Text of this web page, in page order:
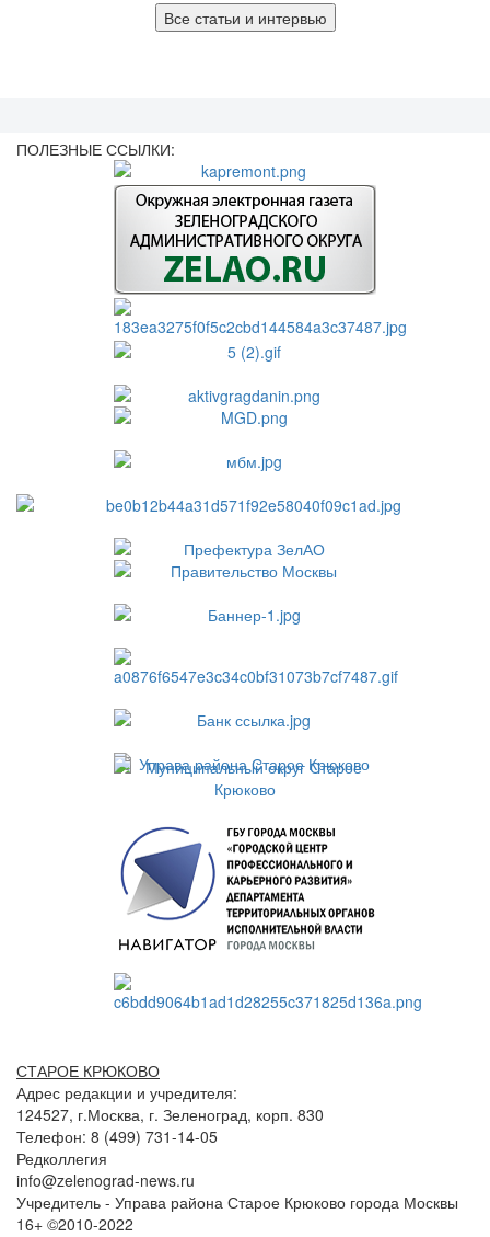
Все статьи и интервью
ПОЛЕЗНЫЕ ССЫЛКИ:
СТАРОЕ КРЮКОВО
Адрес редакции и учредителя:
124527, г.Москва, г. Зеленоград, корп. 830
Телефон: 8 (499) 731-14-05
Редколлегия
info@zelenograd-news.ru
Учредитель - Управа района Старое Крюково города Москвы
16+ ©2010-2022